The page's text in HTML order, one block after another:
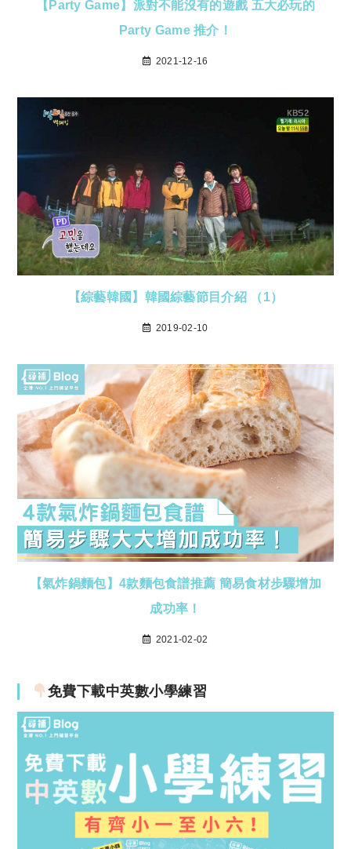
【Party Game】派對不能沒有的遊戲 五大必玩的
Party Game 推介！
2021-12-16
【綜藝韓國】韓國綜藝節目介紹 （1）
2019-02-10
【氣炸鍋麵包】4款麵包食譜推薦 簡易食材步驟增加
成功率！
2021-02-02
免費下載中英數小學練習